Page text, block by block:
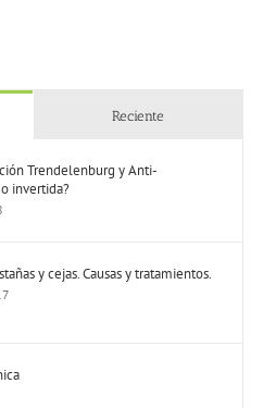
Reciente
Trendelenburg y Anti-
invertida?
y cejas. Causas y tratamientos.